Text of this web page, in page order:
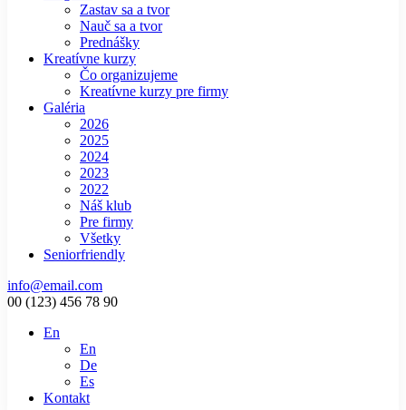
Zastav sa a tvor
Nauč sa a tvor
Prednášky
Kreatívne kurzy
Čo organizujeme
Kreatívne kurzy pre firmy
Galéria
2026
2025
2024
2023
2022
Náš klub
Pre firmy
Všetky
Seniorfriendly
info@email.com
00 (123) 456 78 90
En
En
De
Es
Kontakt